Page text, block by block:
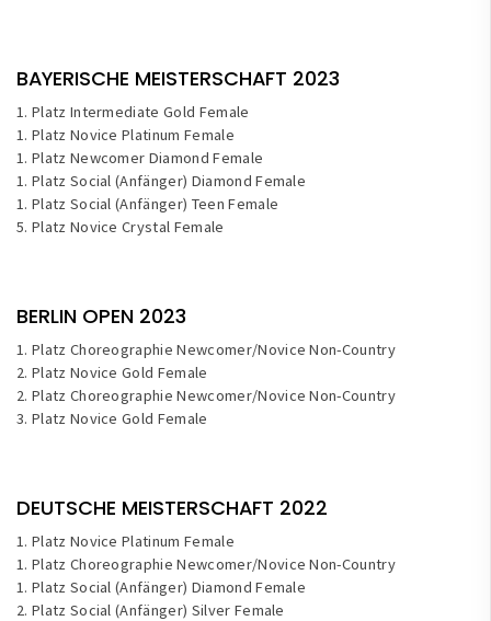
BAYERISCHE MEISTERSCHAFT 2023
1. Platz Intermediate Gold Female
1. Platz Novice Platinum Female
1. Platz Newcomer Diamond Female
1. Platz Social (Anfänger) Diamond Female
1. Platz Social (Anfänger) Teen Female
5. Platz Novice Crystal Female
BERLIN OPEN 2023
1. Platz Choreographie Newcomer/Novice Non-Country
2. Platz Novice Gold Female
2. Platz Choreographie Newcomer/Novice Non-Country
3. Platz Novice Gold Female
DEUTSCHE MEISTERSCHAFT 2022
1. Platz Novice Platinum Female
1. Platz Choreographie Newcomer/Novice Non-Country
1. Platz Social (Anfänger) Diamond Female
2. Platz Social (Anfänger) Silver Female